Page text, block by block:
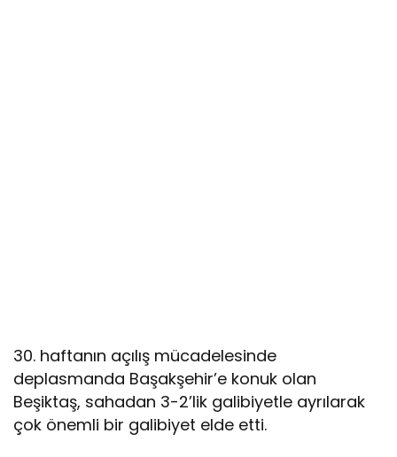
30. haftanın açılış mücadelesinde
deplasmanda Başakşehir’e konuk olan
Beşiktaş, sahadan 3-2’lik galibiyetle ayrılarak
çok önemli bir galibiyet elde etti.